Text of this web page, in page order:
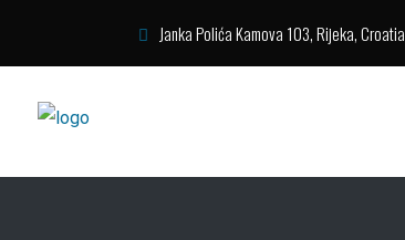
Janka Polića Kamova 103, Rijeka, Croatia